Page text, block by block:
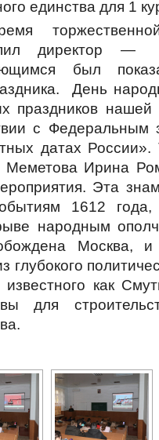
единства для 1
директор
был
День
праздников нашей
с
датах России».
Меметова Ирина
Эта
1612
народным
Москва,
известного как
для